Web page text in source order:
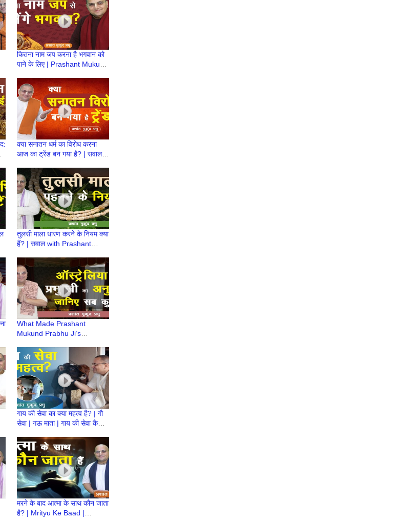
कितना नाम जप करना है भगवान को
पाने के लिए | Prashant Mukund
क्या सनातन धर्म का विरोध करना
आज का ट्रेंड बन गया है? | सवाल
Prabhu
तुलसी माला धारण करने के नियम क्या
हैं? | सवाल with Prashant
What Made Prashant
Mukund Prabhu Ji’s
ऑस्ट्रेलिया यात्रा की खास बातें
गाय की सेवा का क्या महत्व है? | गौ
सेवा | गऊ माता | गाय की सेवा कैसे
Prabhu
मरने के बाद आत्मा के साथ कौन जाता
है? | Mrityu Ke Baad |